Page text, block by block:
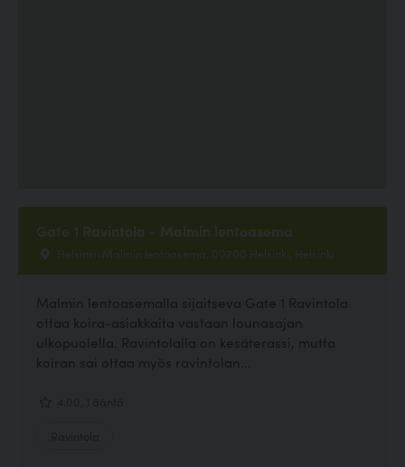
Gate 1 Ravintola - Malmin lentoasema
Helsinki-Malmin lentoasema, 00700 Helsinki, Helsinki
Malmin lentoasemalla sijaitseva Gate 1 Ravintola
ottaa koira-asiakkaita vastaan lounasajan
ulkopuolella. Ravintolalla on kesäterassi, mutta
koiran sai ottaa myös ravintolan...